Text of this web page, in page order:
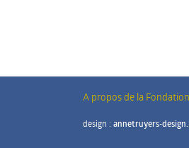
A proposde la Fondation
design : annetruyers-